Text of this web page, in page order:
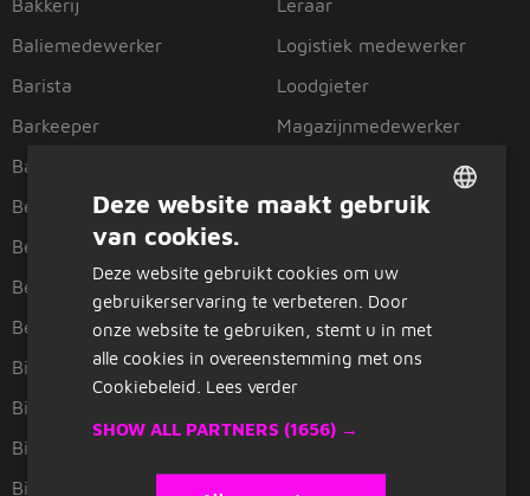
Bakkerij
Baliemedewerker
Barista
Barkeeper
Barmedewerker
Bediening
Begeleider
Bewaker
Bezorger
Bibliothecaris
Bibliotheek
Bibliotheekmedewerker
Bijrijder
Leraar
Logistiek medewerker
Loodgieter
Magazijnmedewerker
Management assistent
Massage
Medisch secretaresse
Monteur
Deze website maakt gebruik
van cookies.
Deze website gebruikt cookies om uw
gebruikerservaring te verbeteren. Door
onze website te gebruiken, stemt u in met
alle cookies in overeenstemming met ons
Cookiebeleid. Lees verder
SHOW ALL PARTNERS (1656) →